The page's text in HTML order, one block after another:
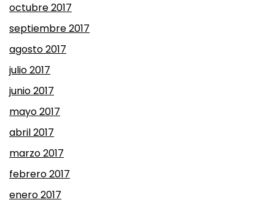
octubre 2017
septiembre 2017
agosto 2017
julio 2017
junio 2017
mayo 2017
abril 2017
marzo 2017
febrero 2017
enero 2017